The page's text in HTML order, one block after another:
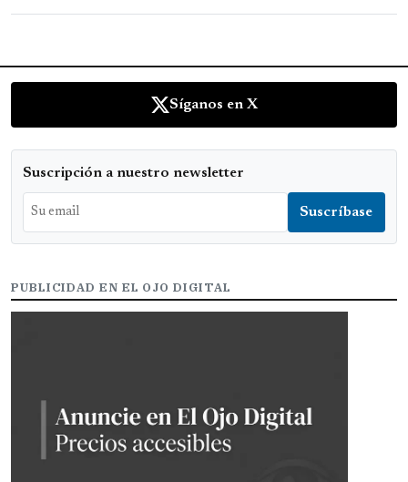
Síganos en X
Suscripción a nuestro newsletter
PUBLICIDAD EN EL OJO DIGITAL